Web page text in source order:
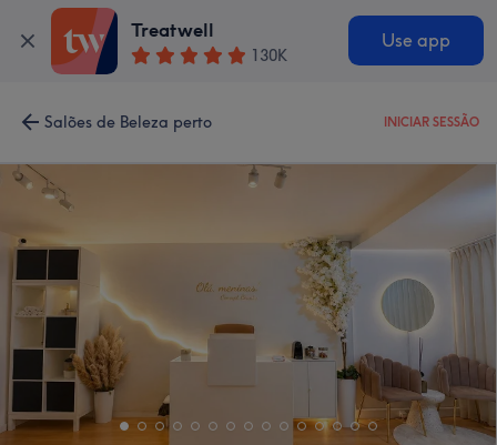
Treatwell
130K
Use app
Salões de Beleza perto INICIAR SESSÃO